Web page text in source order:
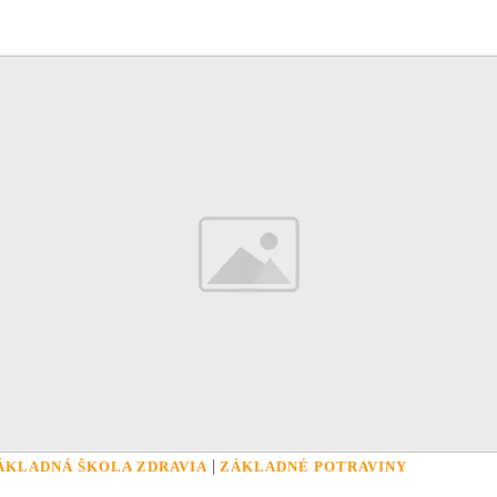
ŠKOLA ZDRAVIA ZÁKLADNÉ POTRAVINY